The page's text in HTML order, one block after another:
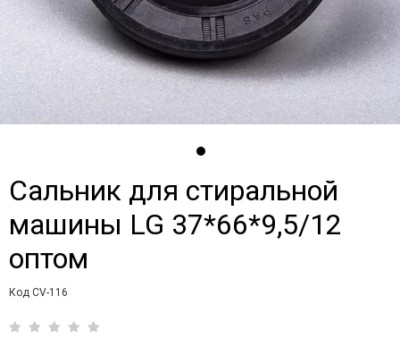
Сальник для стиральной
машины LG 37*66*9,5/12
оптом
Код CV-116